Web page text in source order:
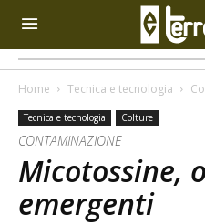
Home Tecnica e tecnologia
Tecnica e tecnologia Colture
CONTAMINAZIONE
Micotossine,
emergenti